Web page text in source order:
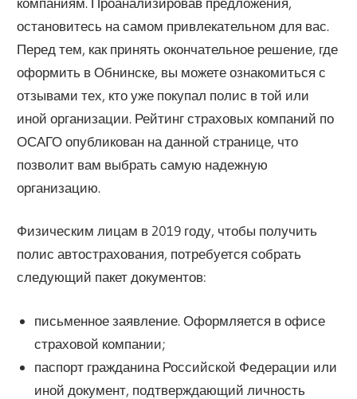
остановитесь на самом привлекательном для вас.
Перед тем, как принять окончательное решение, где
оформить в Обнинске, вы можете ознакомиться с
отзывами тех, кто уже покупал полис в той или
иной организации. Рейтинг страховых компаний по
ОСАГО опубликован на данной странице, что
позволит вам выбрать самую надежную
организацию.
Физическим лицам в 2019 году, чтобы получить
полис автострахования, потребуется собрать
следующий пакет документов:
письменное заявление. Оформляется в офисе
страховой компании;
паспорт гражданина Российской Федерации или
иной документ, подтверждающий личность